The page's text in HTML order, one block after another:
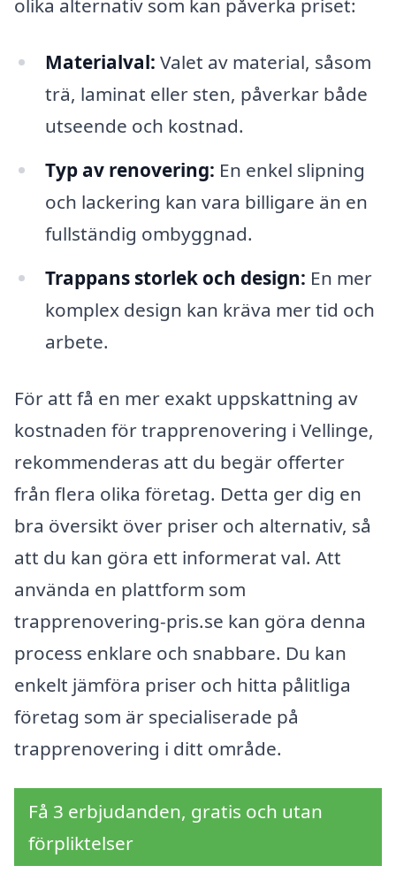
olika alternativ som kan påverka priset:
Materialval: Valet av material, såsom
trä, laminat eller sten, påverkar både
utseende och kostnad.
Typ av renovering: En enkel slipning
och lackering kan vara billigare än en
fullständig ombyggnad.
Trappans storlek och design: En mer
komplex design kan kräva mer tid och
arbete.
För att få en mer exakt uppskattning av
kostnaden för trapprenovering i Vellinge,
rekommenderas att du begär offerter
från flera olika företag. Detta ger dig en
bra översikt över priser och alternativ, så
att du kan göra ett informerat val. Att
använda en plattform som
trapprenovering-pris.se kan göra denna
process enklare och snabbare. Du kan
enkelt jämföra priser och hitta pålitliga
företag som är specialiserade på
trapprenovering i ditt område.
Få 3 erbjudanden, gratis och utan
förpliktelser